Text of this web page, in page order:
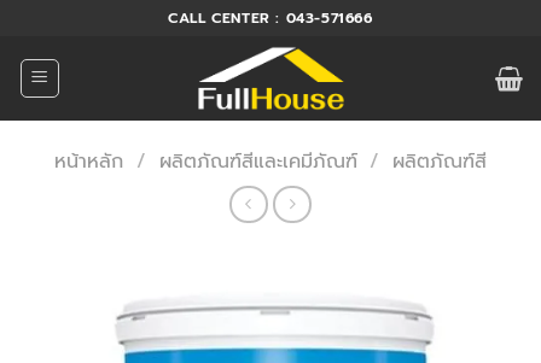
ยัง
เนื้อหา
CALL CENTER : 043-571666
หน้าหลัก / ผลิตภัณฑ์สีและเคมีภัณฑ์ / ผลิตภัณฑ์สี